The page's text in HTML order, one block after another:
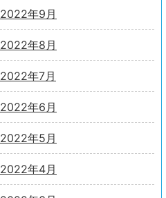
2022年9月
2022年8月
2022年7月
2022年6月
2022年5月
2022年4月